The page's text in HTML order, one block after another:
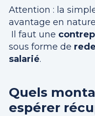
Attention : la
avantage en
Il faut une
sous forme de
salarié.
Quels
espérer